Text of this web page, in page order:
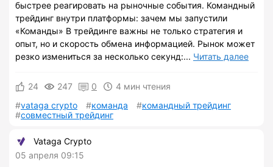
быстрее реагировать на рыночные события. Командный
трейдинг внутри платформы: зачем мы запустили
«Команды» В трейдинге важны не только стратегия и
опыт, но и скорость обмена информацией. Рынок может
резко измениться за несколько секунд:... Читать далее
24 247 0
4 мин чтения
vataga crypto
команда
командный трейдинг
совместный трейдинг
Vataga Crypto
05 апреля 09:15